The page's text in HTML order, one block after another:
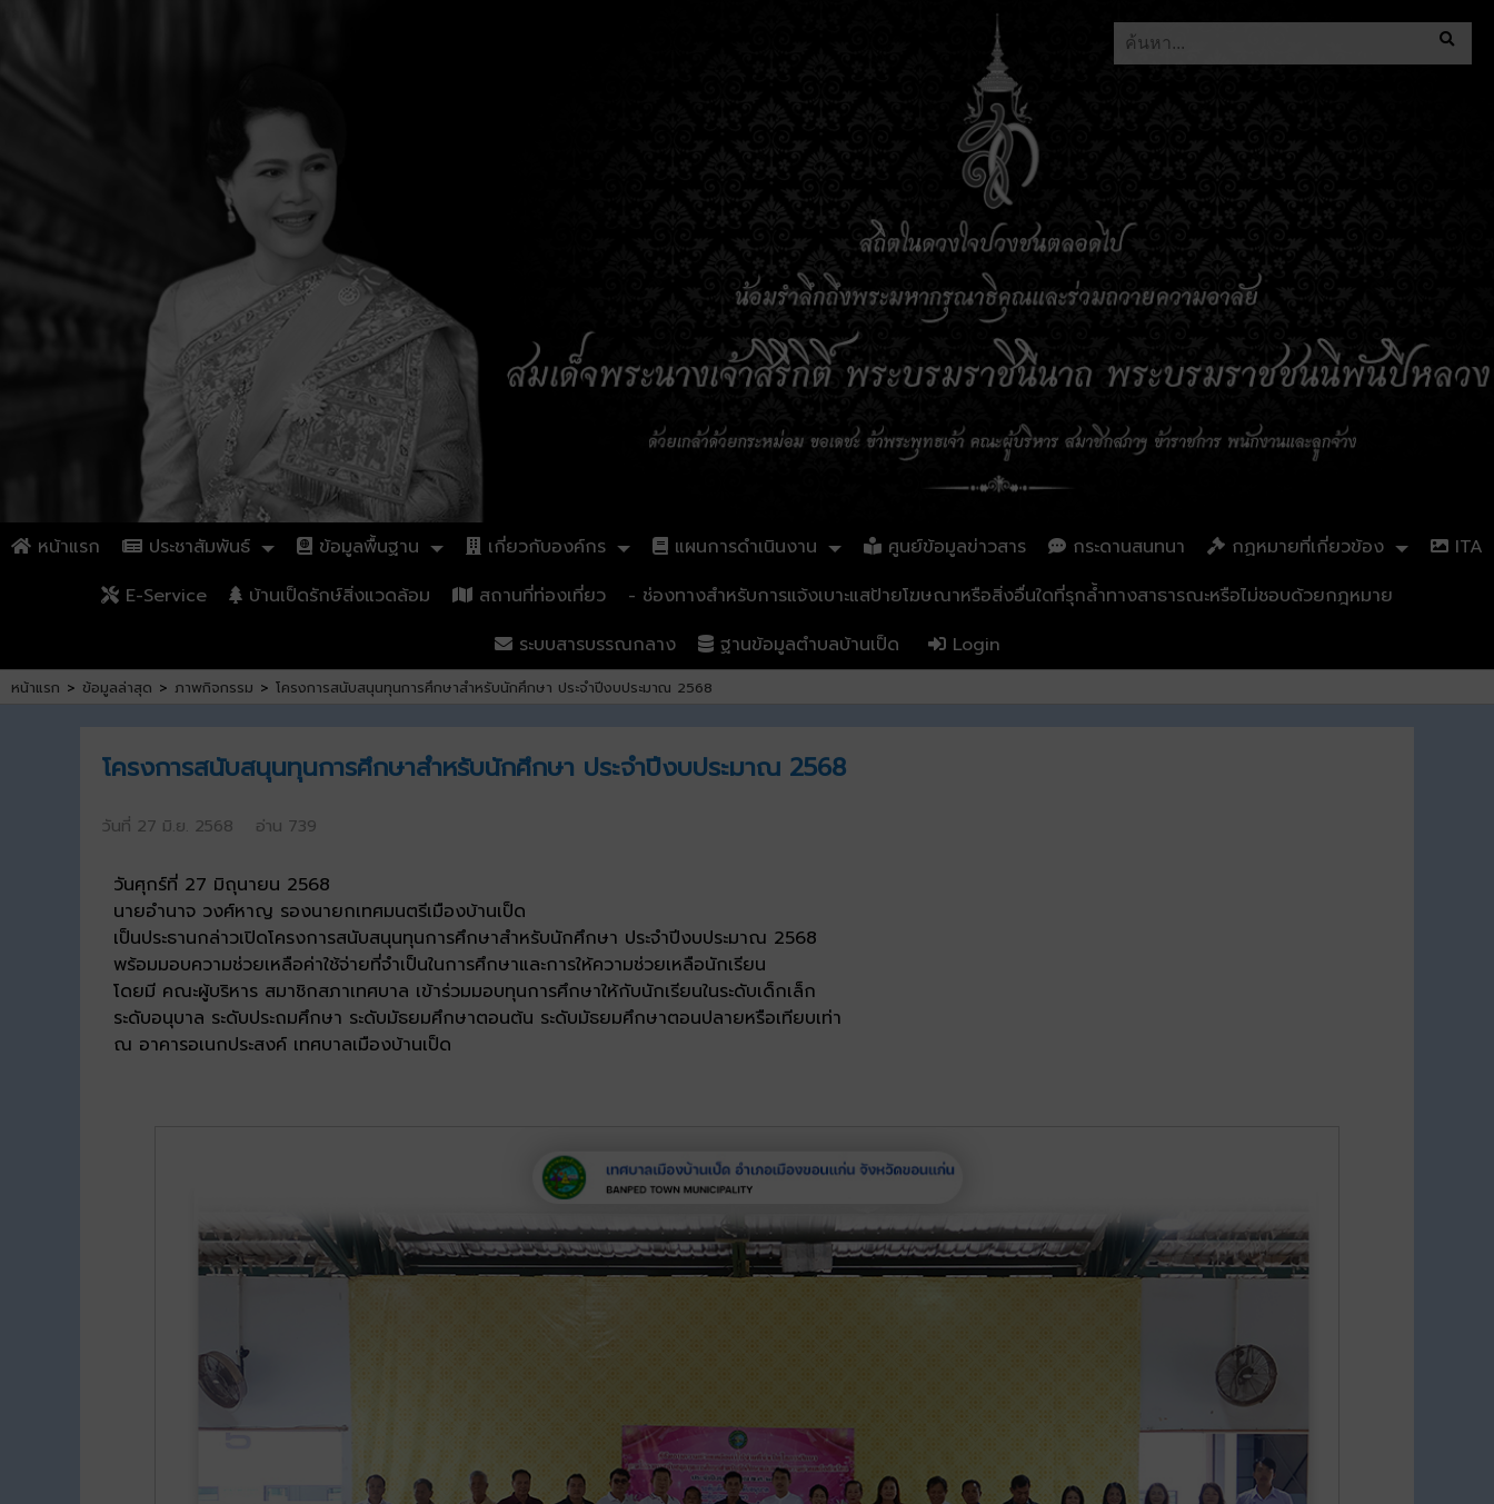
หน้าแรก ประชาสัมพันธ์ ข้อมูลพื้นฐาน เกี่ยวกับองค์กร แผนการดำเนินงาน ศูนย์ข้อมูลข่าวสาร กระดานสนทนา กฏหมายที่เกี่ยวข้อง
ITA
E-Service
บ้านเป็ดรักษ์สิ่งแวดล้อม สถานที่ท่องเที่ยว
- ช่องทางสำหรับการแจ้งเบาะแสป้ายโฆษณาหรือสิ่งอื่นใดที่รุกล้ำทางสาธารณะหรือไม่ชอบด้วยกฎหมาย
ระบบสารบรรณกลาง
ฐานข้อมูลตำบลบ้านเป็ด Login
หน้าแรก > ข้อมูลล่าสุด > ภาพกิจกรรม > โครงการสนับสนุนทุนการศึกษาสำหรับนักศึกษา ประจำปีงบประมาณ 2568
โครงการสนับสนุนทุนการศึกษาสำหรับนักศึกษา ประจำปีงบประมาณ 2568
วันที่ 27 มิ.ย. 2568 อ่าน 739
วันศุกร์ที่ 27 มิถุนายน 2568
นายอำนาจ วงศ์หาญ รองนายกเทศมนตรีเมืองบ้านเป็ด
เป็นประธานกล่าวเปิดโครงการสนับสนุนทุนการศึกษาสำหรับนักศึกษา ประจำปีงบประมาณ 2568
พร้อมมอบความช่วยเหลือค่าใช้จ่ายที่จำเป็นในการศึกษาและการให้ความช่วยเหลือนักเรียน
โดยมี คณะผู้บริหาร สมาชิกสภาเทศบาล เข้าร่วมมอบทุนการศึกษาให้กับนักเรียนในระดับเด็กเล็ก
ระดับอนุบาล ระดับประถมศึกษา ระดับมัธยมศึกษาตอนต้น ระดับมัธยมศึกษาตอนปลายหรือเทียบเท่า
ณ อาคารอเนกประสงค์ เทศบาลเมืองบ้านเป็ด